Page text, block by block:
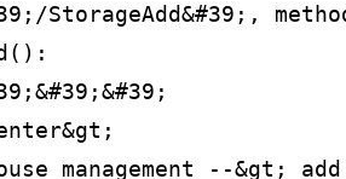
StorageAdd&#39;,
management --&gt;